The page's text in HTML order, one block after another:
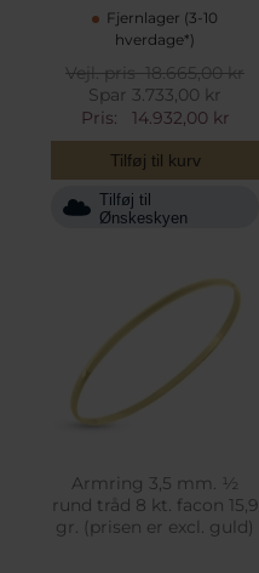
Fjernlager (3-10
hverdage*)
Vejl. pris18.665,00 kr
Spar 3.733,00 kr
Pris:
14.932,00 kr
Tilføj til kurv
Tilføj til
Ønskeskyen
Armring 3,5 mm. ½
rund tråd 8 kt. facon 15,9
gr. (prisen er excl. guld)